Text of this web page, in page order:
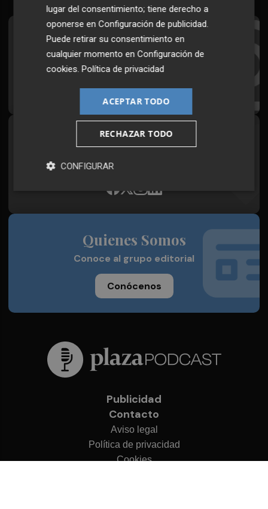
Suscríbete al Boletín
Todos los días a primera hora en tu email
¡Quiero suscribirme!
Síguenos en redes
Plaza Podcast, desde cualquier medio
Quienes Somos
Conoce al grupo editorial
Conócenos
Publicidad
Contacto
Aviso legal
Política de privacidad
Cookies
lugar del consentimiento; tiene derecho a
oponerse enConfiguración de publicidad.
Puede retirar su consentimiento en
cualquier momento enConfiguración de
cookies.Política de privacidad
ACEPTAR TODO
RECHAZAR TODO
CONFIGURAR